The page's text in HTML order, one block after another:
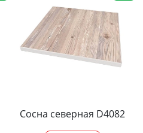
Сосна северная D4082